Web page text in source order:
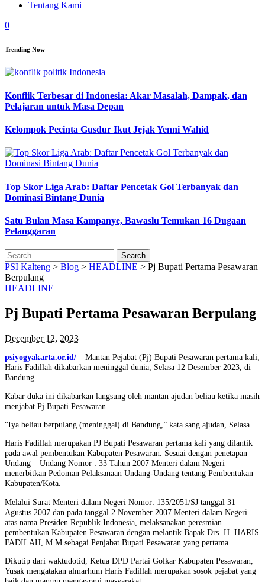
Tentang Kami
0
Trending Now
Konflik Terbesar di Indonesia: Akar Masalah, Dampak, dan
Pelajaran untuk Masa Depan
Kelompok Pecinta Gusdur Ikut Jejak Yenni Wahid
Top Skor Liga Arab: Daftar Pencetak Gol Terbanyak dan
Dominasi Bintang Dunia
Satu Bulan Masa Kampanye, Bawaslu Temukan 16 Dugaan
Pelanggaran
Search
for:
PSI Kalteng > Blog > HEADLINE > Pj Bupati Pertama Pesawaran
Berpulang
HEADLINE
Pj Bupati Pertama Pesawaran Berpulang
December 12, 2023
psiyogyakarta.or.id/ – Mantan Pejabat (Pj) Bupati Pesawaran pertama kali,
Haris Fadillah dikabarkan meninggal dunia, Selasa 12 Desember 2023, di
Bandung.
Kabar duka ini dikabarkan langsung oleh mantan ajudan beliau ketika masih
menjabat Pj Bupati Pesawaran.
“Iya beliau berpulang (meninggal) di Bandung,” kata sang ajudan, Selasa.
Haris Fadillah merupakan PJ Bupati Pesawaran pertama kali yang dilantik
pada awal pembentukan Kabupaten Pesawaran. Sesuai dengan penetapan
Undang – Undang Nomor : 33 Tahun 2007 Menteri dalam Negeri
menerbitkan Pedoman Pelaksanaan Undang-Undang tentang Pembentukan
Kabupaten/Kota.
Melalui Surat Menteri dalam Negeri Nomor: 135/2051/SJ tanggal 31
Agustus 2007 dan pada tanggal 2 November 2007 Menteri dalam Negeri
atas nama Presiden Republik Indonesia, melaksanakan peresmian
pembentukan Kabupaten Pesawaran dengan melantik Bapak Drs. H. HARIS
FADILAH, M.M sebagai Penjabat Bupati Pesawaran yang pertama.
Dikutip dari waktudotid, Ketua DPD Partai Golkar Kabupaten Pesawaran,
Yusak mengatakan almarhum Haris Fadillah merupakan sosok pejabat yang